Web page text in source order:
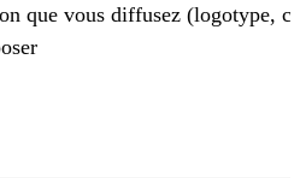
que vous diffusez (logotype,